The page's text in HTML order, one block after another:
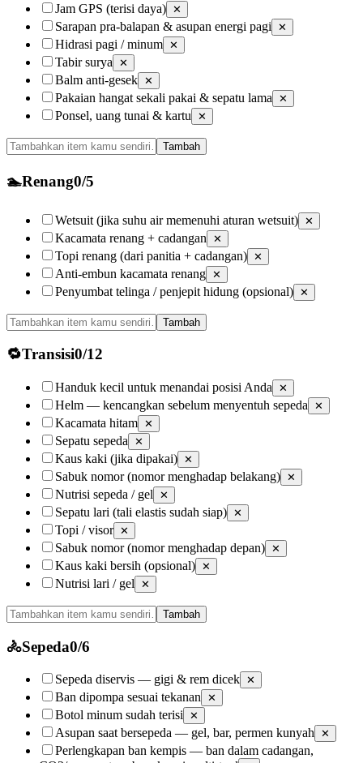
Jam GPS (terisi daya) ✕
Sarapan pra-balapan & asupan energi pagi ✕
Hidrasi pagi / minum ✕
Tabir surya ✕
Balm anti-gesek ✕
Pakaian hangat sekali pakai & sepatu lama ✕
Ponsel, uang tunai & kartu ✕
Tambah
🏊Renang0/5
Wetsuit (jika suhu air memenuhi aturan wetsuit) ✕
Kacamata renang + cadangan ✕
Topi renang (dari panitia + cadangan) ✕
Anti-embun kacamata renang ✕
Penyumbat telinga / penjepit hidung (opsional) ✕
Tambah
🔁Transisi0/12
Handuk kecil untuk menandai posisi Anda ✕
Helm — kencangkan sebelum menyentuh sepeda ✕
Kacamata hitam ✕
Sepatu sepeda ✕
Kaus kaki (jika dipakai) ✕
Sabuk nomor (nomor menghadap belakang) ✕
Nutrisi sepeda / gel ✕
Sepatu lari (tali elastis sudah siap) ✕
Topi / visor ✕
Sabuk nomor (nomor menghadap depan) ✕
Kaus kaki bersih (opsional) ✕
Nutrisi lari / gel ✕
Tambah
🚴Sepeda0/6
Sepeda diservis — gigi & rem dicek ✕
Ban dipompa sesuai tekanan ✕
Botol minum sudah terisi ✕
Asupan saat bersepeda — gel, bar, permen kunyah ✕
Perlengkapan ban kempis — ban dalam cadangan,